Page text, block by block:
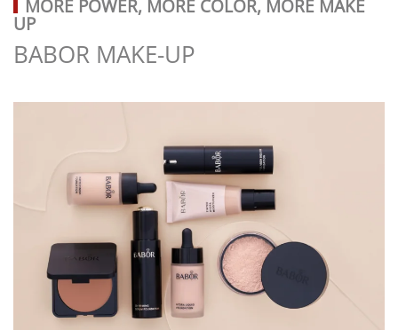
MORE POWER, MORE COLOR, MORE MAKE
UP
BABOR MAKE-UP